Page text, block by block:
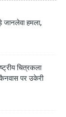
जानलेवा हमला,
चित्रकला
कैनवास पर उकेरी